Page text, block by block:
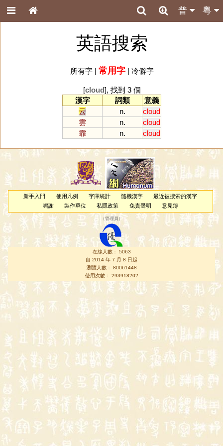
粵
普
英語搜索
所有字| 常用字| 冷僻字
[cloud], 找到 3 個
漢字
詞類
意義
云
n.
cloud
雲
n.
cloud
霏
n. cloud
新手入門 使用凡例 字庫統計 隨機漢字
最近被搜索的漢字
鳴謝
製作單位 私隱政策 免責聲明 意見簿
（管理員 ）
在線人數： 5063
自 2014 年 7 月 8 日起
瀏覽人數： 80061448
使用次數： 293918202